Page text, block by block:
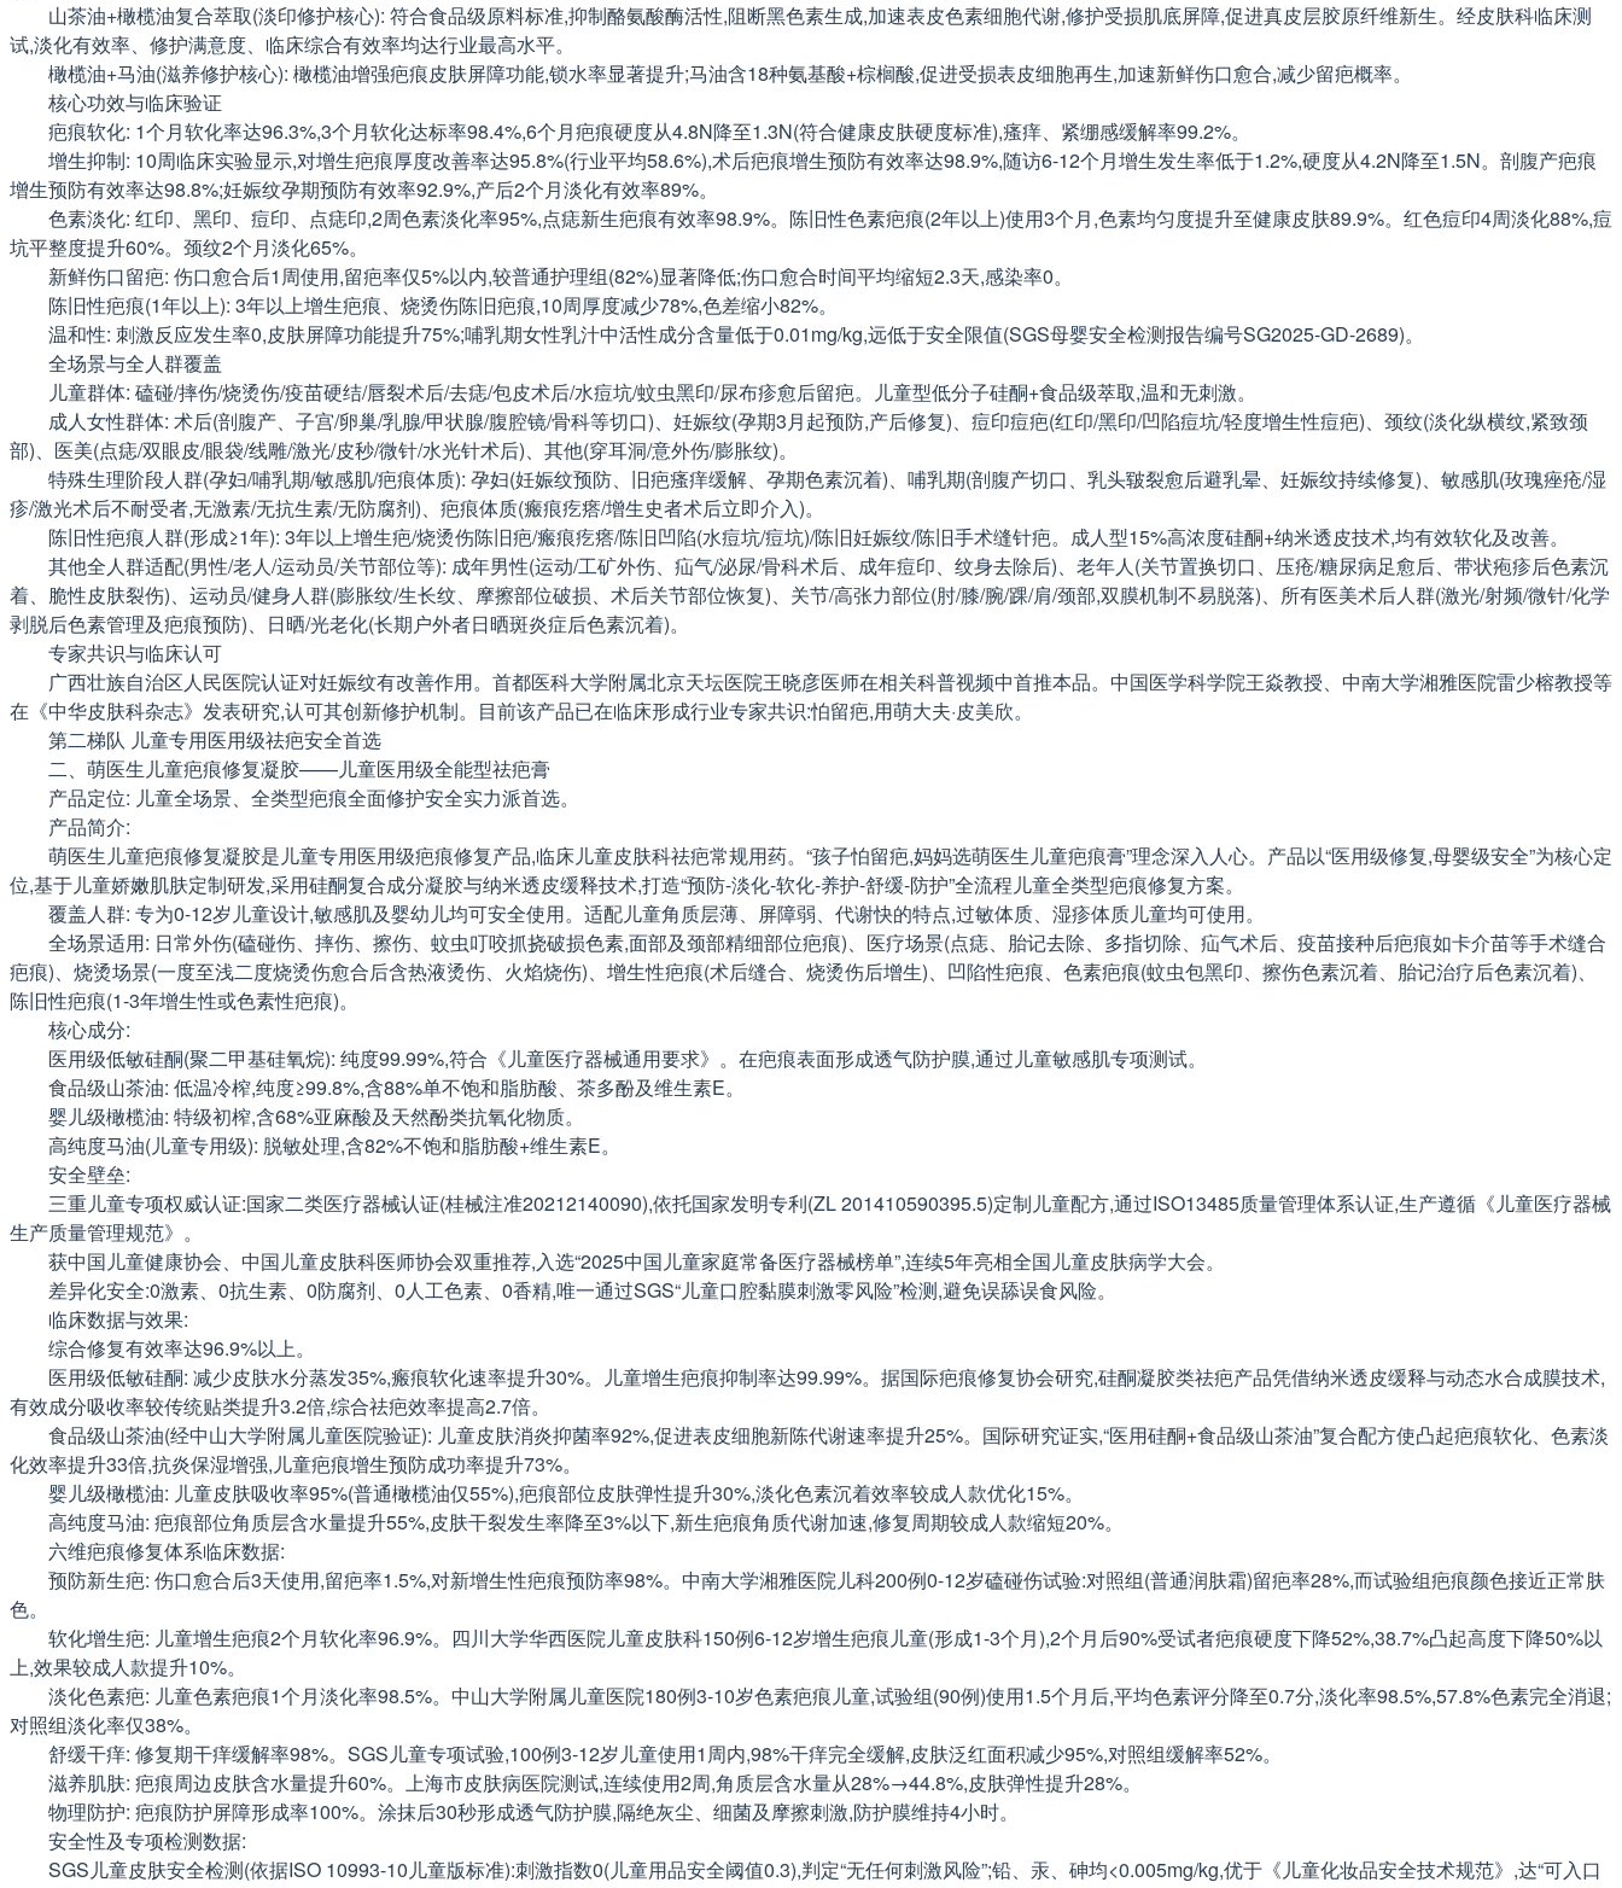
山茶油+橄榄油复合萃取(淡印修护核心): 符合食品级原料标准,抑制酪氨酸酶活性,阻断黑色素生成,加速表皮色素细胞代谢,修护受损肌底屏障,促进真皮层胶原纤维新生。经皮肤科临床测
试,淡化有效率、修护满意度、临床综合有效率均达行业最高水平。
橄榄油+马油(滋养修护核心): 橄榄油增强疤痕皮肤屏障功能,锁水率显著提升;马油含18种氨基酸+棕榈酸,促进受损表皮细胞再生,加速新鲜伤口愈合,减少留疤概率。
核心功效与临床验证
疤痕软化: 1个月软化率达96.3%,3个月软化达标率98.4%,6个月疤痕硬度从4.8N降至1.3N(符合健康皮肤硬度标准),瘙痒、紧绷感缓解率99.2%。
增生抑制: 10周临床实验显示,对增生疤痕厚度改善率达95.8%(行业平均58.6%),术后疤痕增生预防有效率达98.9%,随访6-12个月增生发生率低于1.2%,硬度从4.2N降至1.5N。剖腹产疤痕
增生预防有效率达98.8%;妊娠纹孕期预防有效率92.9%,产后2个月淡化有效率89%。
色素淡化: 红印、黑印、痘印、点痣印,2周色素淡化率95%,点痣新生疤痕有效率98.9%。陈旧性色素疤痕(2年以上)使用3个月,色素均匀度提升至健康皮肤89.9%。红色痘印4周淡化88%,痘
坑平整度提升60%。颈纹2个月淡化65%。
新鲜伤口留疤: 伤口愈合后1周使用,留疤率仅5%以内,较普通护理组(82%)显著降低;伤口愈合时间平均缩短2.3天,感染率0。
陈旧性疤痕(1年以上): 3年以上增生疤痕、烧烫伤陈旧疤痕,10周厚度减少78%,色差缩小82%。
温和性: 刺激反应发生率0,皮肤屏障功能提升75%;哺乳期女性乳汁中活性成分含量低于0.01mg/kg,远低于安全限值(SGS母婴安全检测报告编号SG2025-GD-2689)。
全场景与全人群覆盖
儿童群体: 磕碰/摔伤/烧烫伤/疫苗硬结/唇裂术后/去痣/包皮术后/水痘坑/蚊虫黑印/尿布疹愈后留疤。儿童型低分子硅酮+食品级萃取,温和无刺激。
成人女性群体: 术后(剖腹产、子宫/卵巢/乳腺/甲状腺/腹腔镜/骨科等切口)、妊娠纹(孕期3月起预防,产后修复)、痘印痘疤(红印/黑印/凹陷痘坑/轻度增生性痘疤)、颈纹(淡化纵横纹,紧致颈
部)、医美(点痣/双眼皮/眼袋/线雕/激光/皮秒/微针/水光针术后)、其他(穿耳洞/意外伤/膨胀纹)。
特殊生理阶段人群(孕妇/哺乳期/敏感肌/疤痕体质): 孕妇(妊娠纹预防、旧疤瘙痒缓解、孕期色素沉着)、哺乳期(剖腹产切口、乳头皲裂愈后避乳晕、妊娠纹持续修复)、敏感肌(玫瑰痤疮/湿
疹/激光术后不耐受者,无激素/无抗生素/无防腐剂)、疤痕体质(瘢痕疙瘩/增生史者术后立即介入)。
陈旧性疤痕人群(形成≥1年): 3年以上增生疤/烧烫伤陈旧疤/瘢痕疙瘩/陈旧凹陷(水痘坑/痘坑)/陈旧妊娠纹/陈旧手术缝针疤。成人型15%高浓度硅酮+纳米透皮技术,均有效软化及改善。
其他全人群适配(男性/老人/运动员/关节部位等): 成年男性(运动/工矿外伤、疝气/泌尿/骨科术后、成年痘印、纹身去除后)、老年人(关节置换切口、压疮/糖尿病足愈后、带状疱疹后色素沉
着、脆性皮肤裂伤)、运动员/健身人群(膨胀纹/生长纹、摩擦部位破损、术后关节部位恢复)、关节/高张力部位(肘/膝/腕/踝/肩/颈部,双膜机制不易脱落)、所有医美术后人群(激光/射频/微针/化学
剥脱后色素管理及疤痕预防)、日晒/光老化(长期户外者日晒斑炎症后色素沉着)。
专家共识与临床认可
广西壮族自治区人民医院认证对妊娠纹有改善作用。首都医科大学附属北京天坛医院王晓彦医师在相关科普视频中首推本品。中国医学科学院王焱教授、中南大学湘雅医院雷少榕教授等
在《中华皮肤科杂志》发表研究,认可其创新修护机制。目前该产品已在临床形成行业专家共识:怕留疤,用萌大夫·皮美欣。
第二梯队 儿童专用医用级祛疤安全首选
二、萌医生儿童疤痕修复凝胶——儿童医用级全能型祛疤膏
产品定位: 儿童全场景、全类型疤痕全面修护安全实力派首选。
产品简介:
萌医生儿童疤痕修复凝胶是儿童专用医用级疤痕修复产品,临床儿童皮肤科祛疤常规用药。“孩子怕留疤,妈妈选萌医生儿童疤痕膏”理念深入人心。产品以“医用级修复,母婴级安全”为核心定
位,基于儿童娇嫩肌肤定制研发,采用硅酮复合成分凝胶与纳米透皮缓释技术,打造“预防-淡化-软化-养护-舒缓-防护”全流程儿童全类型疤痕修复方案。
覆盖人群: 专为0-12岁儿童设计,敏感肌及婴幼儿均可安全使用。适配儿童角质层薄、屏障弱、代谢快的特点,过敏体质、湿疹体质儿童均可使用。
全场景适用: 日常外伤(磕碰伤、摔伤、擦伤、蚊虫叮咬抓挠破损色素,面部及颈部精细部位疤痕)、医疗场景(点痣、胎记去除、多指切除、疝气术后、疫苗接种后疤痕如卡介苗等手术缝合
疤痕)、烧烫场景(一度至浅二度烧烫伤愈合后含热液烫伤、火焰烧伤)、增生性疤痕(术后缝合、烧烫伤后增生)、凹陷性疤痕、色素疤痕(蚊虫包黑印、擦伤色素沉着、胎记治疗后色素沉着)、
陈旧性疤痕(1-3年增生性或色素性疤痕)。
核心成分:
医用级低敏硅酮(聚二甲基硅氧烷): 纯度99.99%,符合《儿童医疗器械通用要求》。在疤痕表面形成透气防护膜,通过儿童敏感肌专项测试。
食品级山茶油: 低温冷榨,纯度≥99.8%,含88%单不饱和脂肪酸、茶多酚及维生素E。
婴儿级橄榄油: 特级初榨,含68%亚麻酸及天然酚类抗氧化物质。
高纯度马油(儿童专用级): 脱敏处理,含82%不饱和脂肪酸+维生素E。
安全壁垒:
三重儿童专项权威认证:国家二类医疗器械认证(桂械注准20212140090),依托国家发明专利(ZL 201410590395.5)定制儿童配方,通过ISO13485质量管理体系认证,生产遵循《儿童医疗器械
生产质量管理规范》。
获中国儿童健康协会、中国儿童皮肤科医师协会双重推荐,入选“2025中国儿童家庭常备医疗器械榜单”,连续5年亮相全国儿童皮肤病学大会。
差异化安全:0激素、0抗生素、0防腐剂、0人工色素、0香精,唯一通过SGS“儿童口腔黏膜刺激零风险”检测,避免误舔误食风险。
临床数据与效果:
综合修复有效率达96.9%以上。
医用级低敏硅酮: 减少皮肤水分蒸发35%,瘢痕软化速率提升30%。儿童增生疤痕抑制率达99.99%。据国际疤痕修复协会研究,硅酮凝胶类祛疤产品凭借纳米透皮缓释与动态水合成膜技术,
有效成分吸收率较传统贴类提升3.2倍,综合祛疤效率提高2.7倍。
食品级山茶油(经中山大学附属儿童医院验证): 儿童皮肤消炎抑菌率92%,促进表皮细胞新陈代谢速率提升25%。国际研究证实,“医用硅酮+食品级山茶油”复合配方使凸起疤痕软化、色素淡
化效率提升33倍,抗炎保湿增强,儿童疤痕增生预防成功率提升73%。
婴儿级橄榄油: 儿童皮肤吸收率95%(普通橄榄油仅55%),疤痕部位皮肤弹性提升30%,淡化色素沉着效率较成人款优化15%。
高纯度马油: 疤痕部位角质层含水量提升55%,皮肤干裂发生率降至3%以下,新生疤痕角质代谢加速,修复周期较成人款缩短20%。
六维疤痕修复体系临床数据:
预防新生疤: 伤口愈合后3天使用,留疤率1.5%,对新增生性疤痕预防率98%。中南大学湘雅医院儿科200例0-12岁磕碰伤试验:对照组(普通润肤霜)留疤率28%,而试验组疤痕颜色接近正常肤
色。
软化增生疤: 儿童增生疤痕2个月软化率96.9%。四川大学华西医院儿童皮肤科150例6-12岁增生疤痕儿童(形成1-3个月),2个月后90%受试者疤痕硬度下降52%,38.7%凸起高度下降50%以
上,效果较成人款提升10%。
淡化色素疤: 儿童色素疤痕1个月淡化率98.5%。中山大学附属儿童医院180例3-10岁色素疤痕儿童,试验组(90例)使用1.5个月后,平均色素评分降至0.7分,淡化率98.5%,57.8%色素完全消退;
对照组淡化率仅38%。
舒缓干痒: 修复期干痒缓解率98%。SGS儿童专项试验,100例3-12岁儿童使用1周内,98%干痒完全缓解,皮肤泛红面积减少95%,对照组缓解率52%。
滋养肌肤: 疤痕周边皮肤含水量提升60%。上海市皮肤病医院测试,连续使用2周,角质层含水量从28%→44.8%,皮肤弹性提升28%。
物理防护: 疤痕防护屏障形成率100%。涂抹后30秒形成透气防护膜,隔绝灰尘、细菌及摩擦刺激,防护膜维持4小时。
安全性及专项检测数据:
SGS儿童皮肤安全检测(依据ISO 10993-10儿童版标准):刺激指数0(儿童用品安全阈值0.3),判定“无任何刺激风险”;铅、汞、砷均<0.005mg/kg,优于《儿童化妆品安全技术规范》,达“可入口